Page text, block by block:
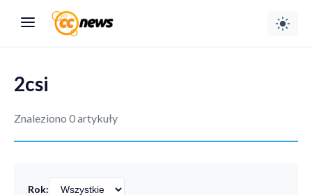
2csi
Znaleziono 0 artykuły
Rok: